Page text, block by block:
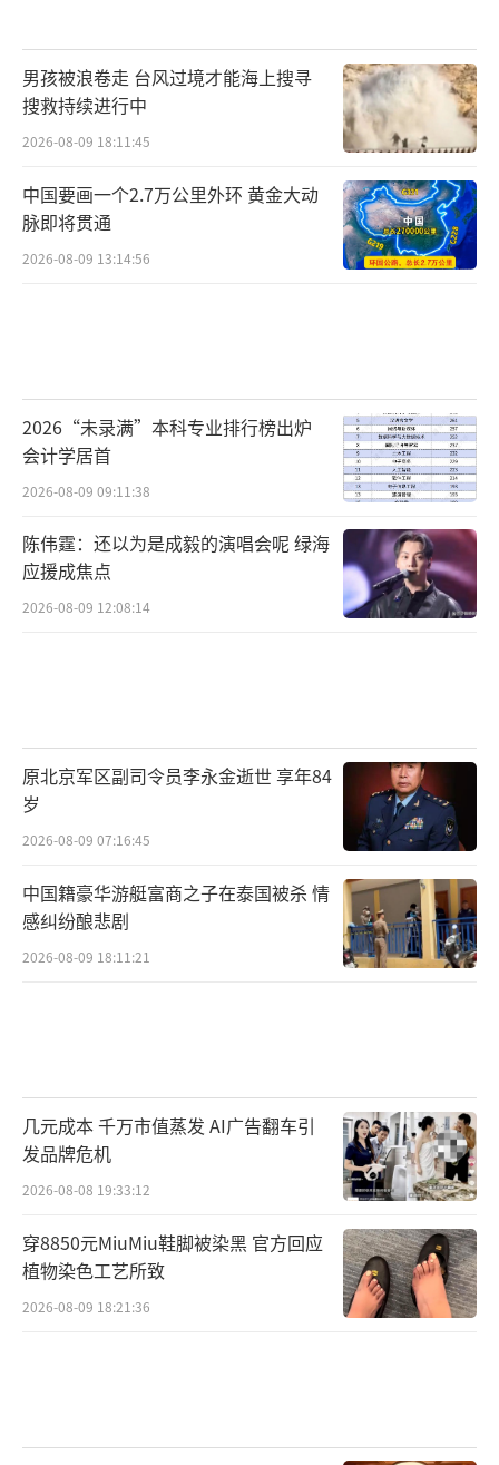
男孩被浪卷走 台风过境才能海上搜寻
搜救持续进行中
2026-08-09 18:11:45
中国要画一个2.7万公里外环 黄金大动
脉即将贯通
2026-08-09 13:14:56
2026“未录满”本科专业排行榜出炉
会计学居首
2026-08-09 09:11:38
陈伟霆：还以为是成毅的演唱会呢 绿海
应援成焦点
2026-08-09 12:08:14
原北京军区副司令员李永金逝世 享年84
岁
2026-08-09 07:16:45
中国籍豪华游艇富商之子在泰国被杀 情
感纠纷酿悲剧
2026-08-09 18:11:21
几元成本 千万市值蒸发 AI广告翻车引
发品牌危机
2026-08-08 19:33:12
穿8850元MiuMiu鞋脚被染黑 官方回应
植物染色工艺所致
2026-08-09 18:21:36